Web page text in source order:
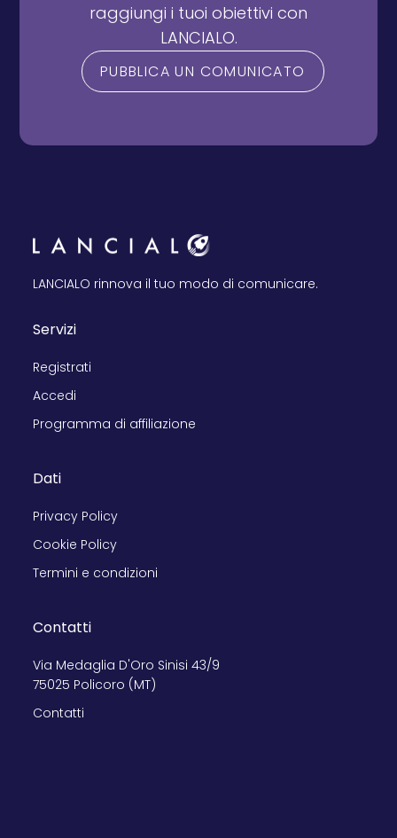
raggiungi i tuoi obiettivi con
LANCIALO.
PUBBLICA UN COMUNICATO
LANCIALO rinnova il tuo modo di comunicare.
Servizi
Registrati
Accedi
Programma di affiliazione
Dati
Privacy Policy
Cookie Policy
Termini e condizioni
Contatti
Via Medaglia D'Oro Sinisi 43/9
75025 Policoro (MT)
Contatti